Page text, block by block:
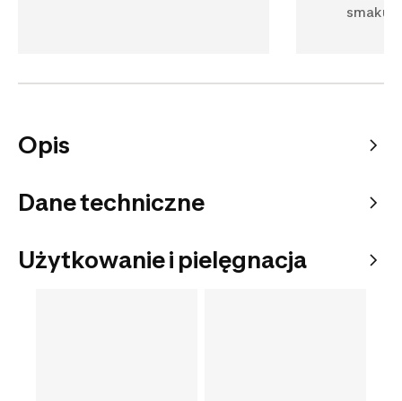
smaku.
Opis
Dane techniczne
Użytkowanie i pielęgnacja